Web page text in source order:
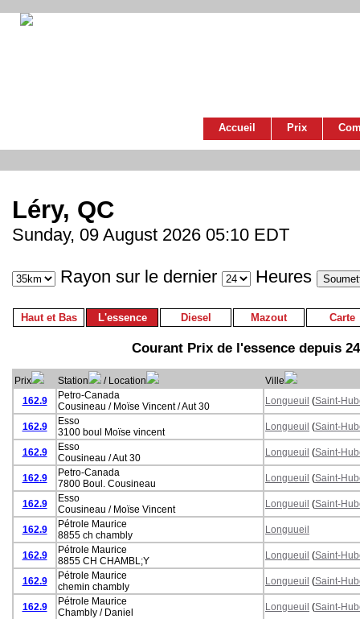
Accueil Prix
Léry, QC
Sunday, 09 August 2026 05:10 EDT
Rayon sur le dernier Heures
Haut et Bas L'essence Diesel Mazout Carte
Courant Prix de l'essence depuis
Prix Station / Location
Ville
162.9
Petro-Canada
Cousineau / Moïse Vincent / Aut 30
Longueuil (Saint-
162.9
Esso
3100 boul Moïse vincent
Longueuil (Saint-
162.9
Esso
Cousineau / Aut 30
Longueuil (Saint-
162.9
Petro-Canada
7800 Boul. Cousineau
Longueuil (Saint-
162.9
Esso
Cousineau / Moïse Vincent
Longueuil (Saint-
162.9
Pétrole Maurice
8855 ch chambly
Longuueil
162.9
Pétrole Maurice
8855 CH CHAMBL;Y
Longueuil (Saint-
162.9
Pétrole Maurice
chemin chambly
Longueuil (Saint-
162.9
Pétrole Maurice
Chambly / Daniel
Longueuil (Saint-